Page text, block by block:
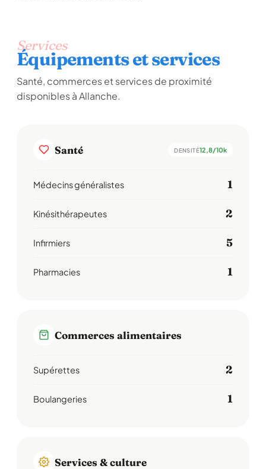
Services
Équipements et services
Santé, commerces et services de proximité
disponibles à Allanche.
Santé DENSITÉ12,8/10k
Médecins généralistes 1
Kinésithérapeutes 2
Infirmiers 5
Pharmacies 1
Commerces alimentaires
Supérettes 2
Boulangeries 1
Services & culture